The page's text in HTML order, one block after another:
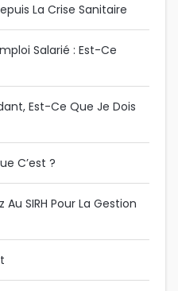
La Crise Sanitaire
Salarié : Est-Ce
Est-Ce Que Je Dois
C’est ?
SIRH Pour La Gestion